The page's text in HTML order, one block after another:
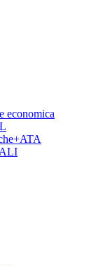
economica